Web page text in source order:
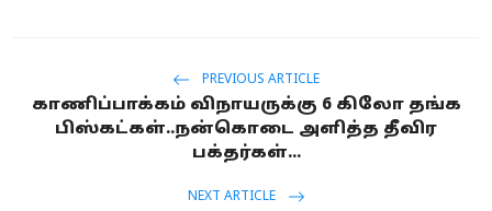
PREVIOUS ARTICLE
காணிப்பாக்கம் விநாயருக்கு 6 கிலோ தங்க
பிஸ்கட்கள்..நன்கொடை அளித்த தீவிர
பக்தர்கள்...
NEXT ARTICLE